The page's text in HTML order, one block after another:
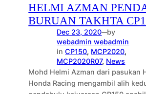
HELMI AZMAN
BURUAN TAKHTA
Dec 23, 2020—by
webadmin webadmin
inCP150, MCP2020
MCP2020R07, News
Mohd Helmi Azman dari pasukan
Honda Racing mengambil alih